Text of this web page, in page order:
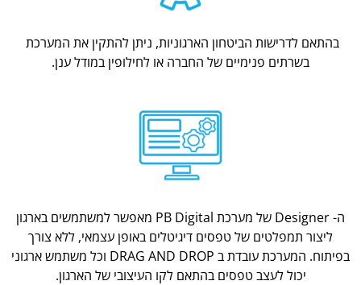
בהתאם לדרישות הביטחון הארגוניות, ניתן להתקין את המערכת
בשרתים פנימיים של החברה או לחילופין במודל ענן.
ה- Designer של מערכת PB Digital מאפשר למשתמשים בארגון
ליצור תמפלטים של טפסים דיגיטלים באופן עצמאי, ללא צורך
בפיתוח. המערכת עובדת ב DRAG AND DROP וכל משתמש ארגוני
יכול לעצב טפסים בהתאם לקו העיצובי של הארגון.